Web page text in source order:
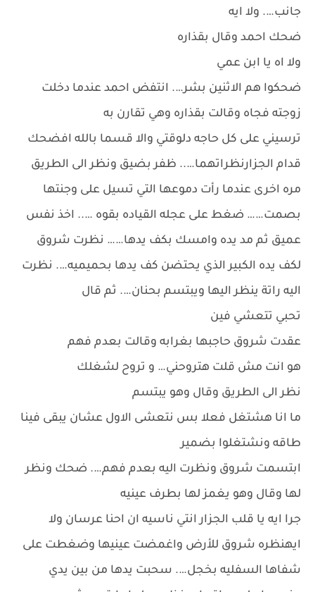
جانب…. ولا ايه
ضحك احمد وقال بقذاره
ولا اه يا ابن عمي
ضحكوا هم الاثنين بشر…. انتفض احمد عندما دخلت
زوجته فجاه وقالت بقذاره وهي تقارن به
ترسيني على كل حاجه دلوقتي والا قسما بالله افضحك
قدام الجزارنظراتهما….. ظفر بضيق ونظر الى الطريق
مره اخرى عندما رأت دموعها التي تسيل على وجنتها
بصمت…… ضغط على عجله القياده بقوه ….. اخذ نفس
عميق ثم مد يده وامسك بكف يدها…… نظرت شروق
لكف يده الكبير الذي يحتضن كف يدها بحميميه…. نظرت
اليه راتة ينظر اليها ويبتسم بحنان…. ثم قال
تحبي تتعشي فين
عقدت شروق حاجبها بغرابه وقالت بعدم فهم
هو انت مش قلت هتروحني… و تروح لشغلك
نظر الى الطريق وقال وهو يبتسم
ما انا هشتغل فعلا بس نتعشى الاول عشان يبقى فينا
طاقه ونشتغلوا بضمير
ابتسمت شروق ونظرت اليه بعدم فهم…. ضحك ونظر
لها وقال وهو يغمز لها بطرف عينيه
جرا ايه يا قلب الجزار انتي ناسيه ان احنا عرسان ولا
ايهنظره شروق للأرض واغمضت عينيها وضغطت على
شفاها السفليه بخجل…. سحبت يدها من بين يدي